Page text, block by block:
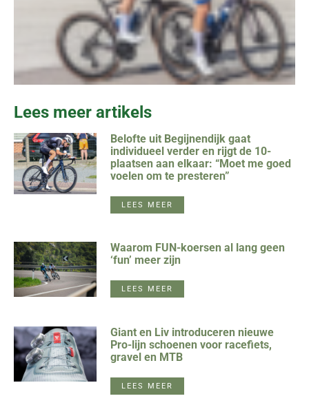
Lees meer artikels
Belofte uit Begijnendijk gaat
individueel verder en rijgt de 10-
plaatsen aan elkaar: “Moet me goed
voelen om te presteren”
LEES MEER
Waarom FUN-koersen al lang geen
‘fun’ meer zijn
LEES MEER
Giant en Liv introduceren nieuwe
Pro-lijn schoenen voor racefiets,
gravel en MTB
LEES MEER